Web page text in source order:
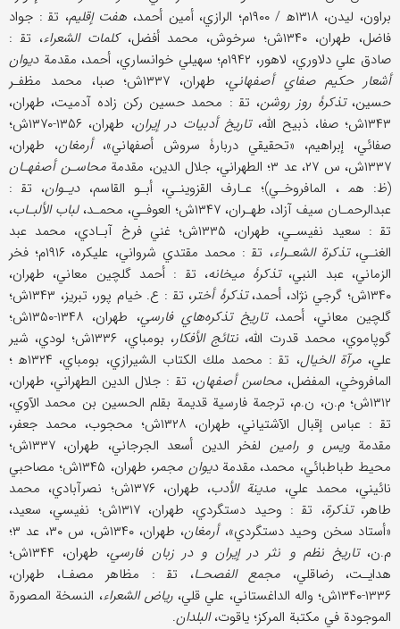
براون، ليدن، ۱۳۱۸ه‍ / ۱۹۰۰م؛ الرازي، أمين أحمد،
هفت إقليم، تق‍ : جواد
فاضل، طهران، ۱۳۴۰ش؛ سرخوش، محمد أفضل،
كلمات الشعراء، تق‍ :
صادق علي دلاوري، لاهور، ۱۹۴۲م؛ سهيلي خوانساري، أحمد، مقدمة
ديوان
أشعار حكيم صفاي أصفهاني
، طهران، ۱۳۳۷ش؛ صبا، محمد مظفـر
حسين،تذكرۀ روز روشن، تق‍ : محمد حسين ركن زاده آدميت، طهران،
۱۳۴۳ش؛ صفا، ذبيح الله،
تاريخ أدبيات در إيران
، طهران، ۱۳۵۶-۱۳۷۰ش؛
صفائي، إبراهيم، «تحقيقي دربارۀ سروش أصفهاني»،أرمغان، طهران،
۱۳۳۷ش، س ۲۷، عد ۳؛ الطهراني، جلال الدين، مقدمة
محاسـن أصفهـان
(ظ: هم‍ ، المافروخـي)؛ عـارف القزوينـي، أبـو القاسم،ديـوان، تق‍ :
عبدالرحمـان سيف آزاد، طهـران، ۱۳۴۷ش؛ العوفـي، محمـد،
لباب الألبـاب،
تق‍ : سعيد نفيسـي، طهران، ۱۳۳۵ش؛ غني فرخ آبـادي، محمد عبد
الغنـي،تذكرة الشعـراء
، تق‍ : محمد مقتدي شرواني، عليكره، ۱۹۱۶م؛ فخر
الزماني، عبد النبي،تذكرۀ ميخانه، تق‍ : أحمد گلچين معاني، طهران،
۱۳۴۰ش؛ گرجي نژاد، أحمد،
تذكرۀ أختر
، تق‍ : ع. خيام پور، تبريز، ۱۳۴۳ش؛
گلچين معاني، أحمد،تاريخ تذكره‌هاي فارسي
، طهران، ۱۳۴۸-۱۳۵۰ش؛
گوپاموي، محمد قدرت الله، نتائج الأفكار
، بومباي، ۱۳۳۶ش؛ لودي، شير
علي،مرآة الخيال
، تق‍ : محمد ملك الكتاب الشيرازي، بومباي، ۱۳۲۴ه‍ ‍؛
المافروخي، المفضل،محاسن أصفهان، تق‍ : جلال الدين الطهراني، طهران،
۱۳۱۲ش؛ م.ن، ن.م، ترجمة فارسية قديمة بقلم الحسين بن محمد الآوي،
تق‍ : عباس إقبال الآشتياني، طهران، ۱۳۲۸ش؛ محجوب، محمد جعفر،
مقدمةويس و رامين
لفخر الدين أسعد الجرجاني، طهران، ۱۳۳۷ش؛
محيط طباطبائي، محمد، مقدمةديوان مجمر
، طهران، ۱۳۴۵ش؛ مصاحبي
نائيني، محمد علي، مدينة الأدب
، طهران، ۱۳۷۶ش؛ نصرآبادي، محمد
طاهر،تذكرة
، تق‍ : وحيد دستگردي، طهران، ۱۳۱۷ش؛ نفيسي، سعيد،
«أستاد سخن وحيد دستگردي»،أرمغان
، طهران، ۱۳۴۰ش، س ۳۰، عد ۳؛
م.ن،تاريخ نظم و نثر در إيران و در زبان فارسي
، طهران، ۱۳۴۴ش؛
هدايـت، رضاقلي، مجمع الفصحـا، تق‍ : مظاهر مصفـا، طهران،
۱۳۳۶-۱۳۴۰ش؛ واله الداغستاني، علي قلي،
رياض الشعراء، النسخة المصورة
الموجودة في مكتبة المركز؛ ياقوت،البلدان.